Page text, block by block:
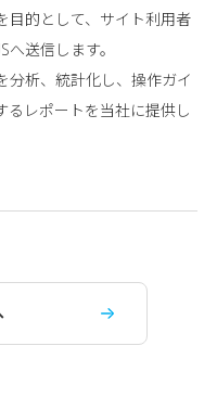
目的として、サイト利用者
送信します。
分析、統計化し、操作ガイ
るレポートを当社に提供し